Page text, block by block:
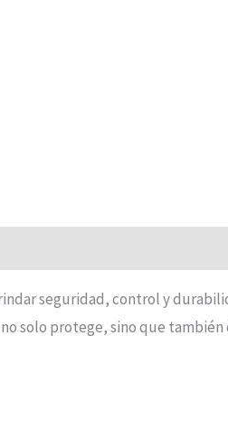
seguridad, control y
solo protege, sino que